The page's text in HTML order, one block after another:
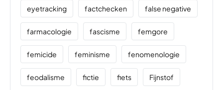
eyetracking factchecken false negative
farmacologie fascisme femgore
femicide feminisme fenomenologie
feodalisme fictie fiets Fijnstof